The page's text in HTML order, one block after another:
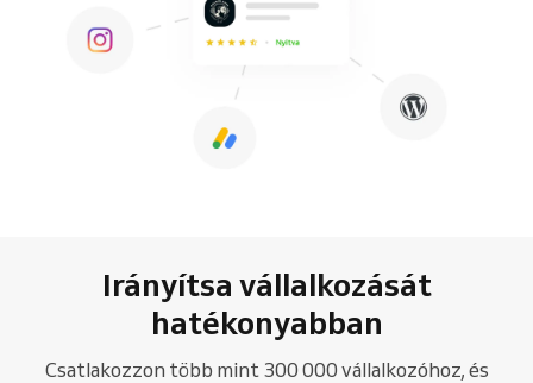
Irányítsa vállalkozását
hatékonyabban
Csatlakozzon több mint 300 000 vállalkozóhoz, és